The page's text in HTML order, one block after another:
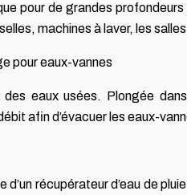
pour de grandes
machines à laver, les
pour eaux-vannes
eaux usées. Plongée
afin d’évacuer les eaux-
récupérateur d’eau de